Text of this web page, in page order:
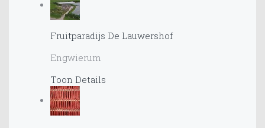
Fruitparadijs De Lauwershof
Engwierum
Toon Details